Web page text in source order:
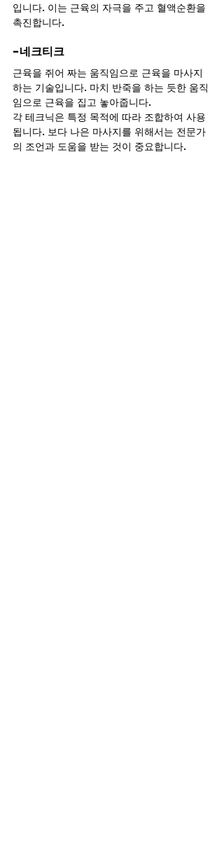
입니다. 이는 근육의 자극을 주고 혈액순환을
촉진합니다.
-네크티크
근육을 쥐어 짜는 움직임으로 근육을 마사지
하는 기술입니다. 마치 반죽을 하는 듯한 움직
임으로 근육을 집고 놓아줍니다.
각 테크닉은 특정 목적에 따라 조합하여 사용
됩니다. 보다 나은 마사지를 위해서는 전문가
의 조언과 도움을 받는 것이 중요합니다.